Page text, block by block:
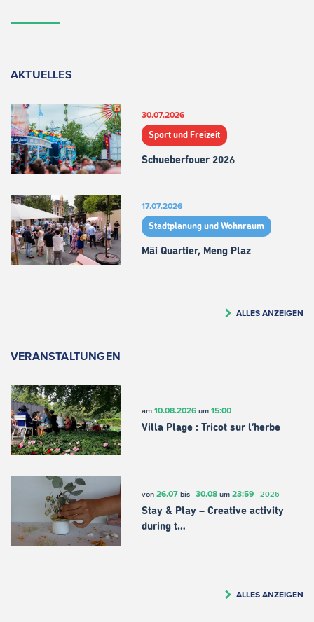
AKTUELLES
30.07.2026
Sport und Freizeit
Schueberfouer 2026
17.07.2026
Stadtplanung und Wohnraum
Mäi Quartier, Meng Plaz
ALLES ANZEIGEN
VERANSTALTUNGEN
am 10.08.2026um 15:00
Villa Plage : Tricot sur l’herbe
von 26.07bis 30.08um 23:59- 2026
Stay & Play – Creative activity
during t…
ALLES ANZEIGEN